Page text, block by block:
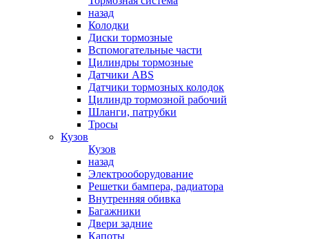
назад
Колодки
Диски тормозные
Вспомогательные части
Цилиндры тормозные
Датчики ABS
Датчики тормозных колодок
Цилиндр тормозной рабочий
Шланги, патрубки
Тросы
Кузов
Кузов
назад
Электрооборудование
Решетки бампера, радиатора
Внутренняя обивка
Багажники
Двери задние
Капоты